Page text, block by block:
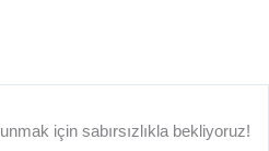
için sabırsızlıkla bekliyoruz!